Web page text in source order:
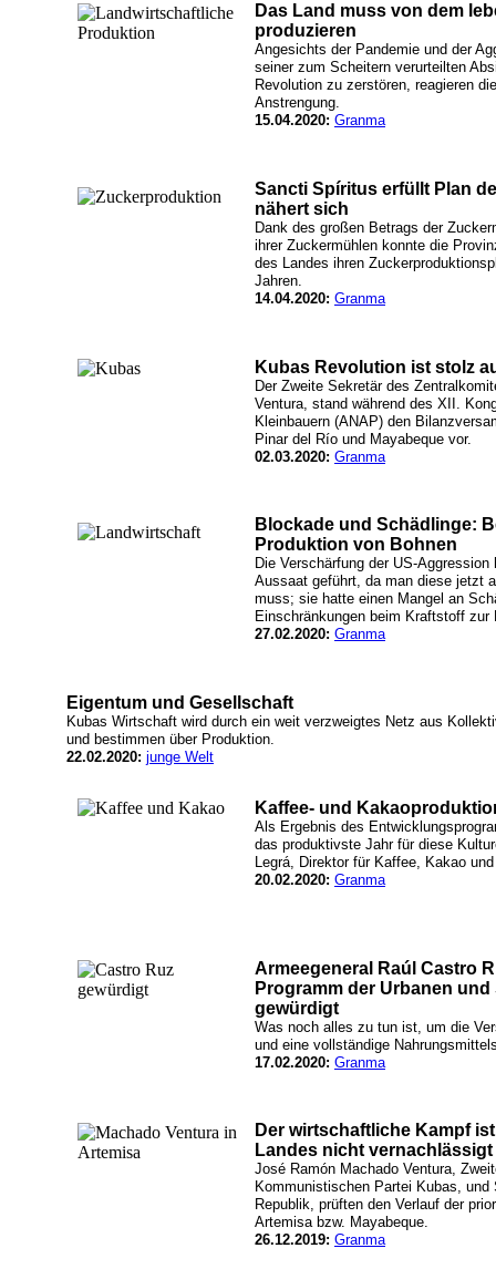
Das Land muss von dem
produzieren
Angesichts der Pandemie und der
seiner zum Scheitern verurteilten
Revolution zu zerstören, reagieren
Anstrengung.
15.04.2020: Granma
Sancti Spíritus erfüllt Plan
nähert sich
Dank des großen Betrags der
ihrer Zuckermühlen konnte die
des Landes ihren
Jahren.
14.04.2020: Granma
Kubas Revolution ist stolz
Der Zweite Sekretär des
Ventura, stand während des XII.
Kleinbauern (ANAP) den
Pinar del Río und Mayabeque vor.
02.03.2020: Granma
Blockade und Schädlinge:
Produktion von Bohnen
Die Verschärfung der US-
Aussaat geführt, da man diese jetzt
muss; sie hatte einen Mangel an
Einschränkungen beim Kraftstoff zur
27.02.2020: Granma
Eigentum und Gesellschaft
Kubas Wirtschaft wird durch ein weit verzweigtes Netz aus
und bestimmen über Produktion.
22.02.2020: junge Welt
Kaffee- und
Als Ergebnis des
das produktivste Jahr für diese
Legrá, Direktor für Kaffee, Kakao
20.02.2020: Granma
Armeegeneral Raúl Castro
Programm der Urbanen
gewürdigt
Was noch alles zu tun ist, um die
und eine vollständige
17.02.2020: Granma
Der wirtschaftliche Kampf
Landes nicht vernachlässigt
José Ramón Machado Ventura,
Kommunistischen Partei Kubas,
Republik, prüften den Verlauf der
Artemisa bzw. Mayabeque.
26.12.2019: Granma